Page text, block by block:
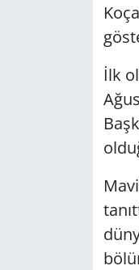
İlk